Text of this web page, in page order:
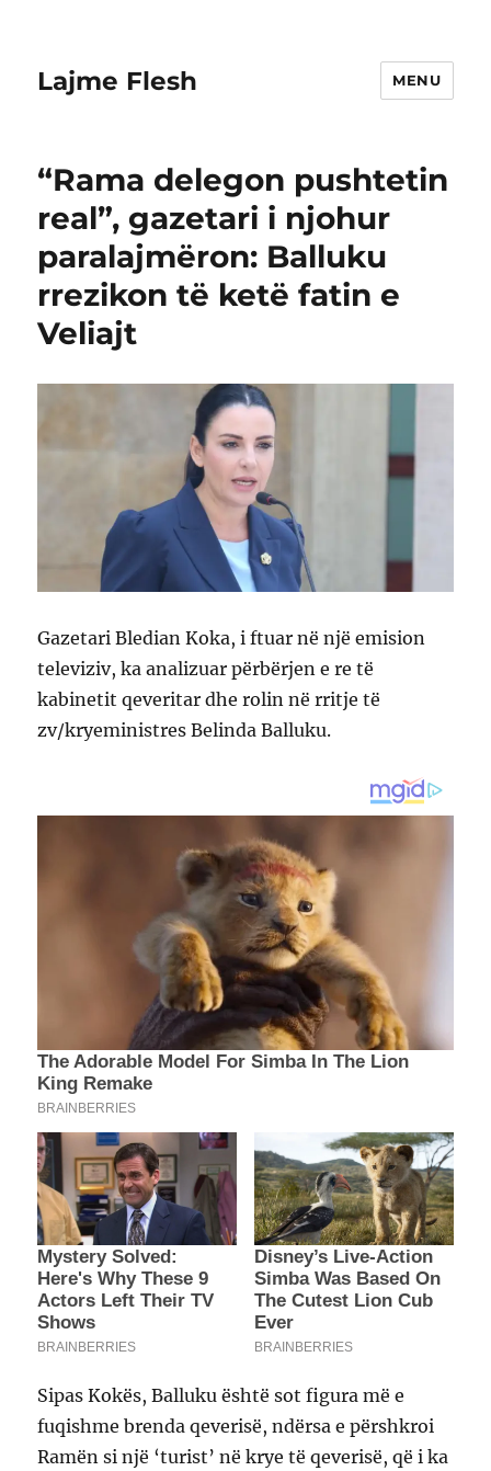
Lajme Flesh MENU
“Rama delegon pushtetin
real”, gazetari i njohur
paralajmëron: Balluku
rrezikon të ketë fatin e
Veliajt
Gazetari Bledian Koka, i ftuar në një emision
televiziv, ka analizuar përbërjen e re të
kabinetit qeveritar dhe rolin në rritje të
zv/kryeministres Belinda Balluku.
Sipas Kokës, Balluku është sot figura më e
fuqishme brenda qeverisë, ndërsa e përshkroi
Ramën si një ‘turist’ në krye të qeverisë, që i ka